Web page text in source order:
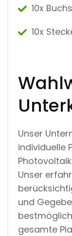
10x
10x
Unser
individuelle
Unser
und
gesamte